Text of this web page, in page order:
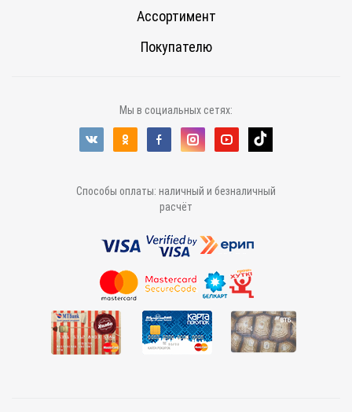
Ассортимент
Покупателю
Мы в социальных сетях:
Способы оплаты: наличный и безналичный
расчёт